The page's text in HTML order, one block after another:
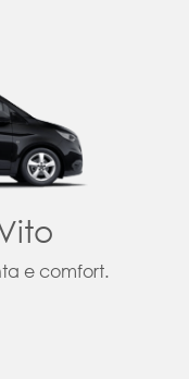
e comfort.